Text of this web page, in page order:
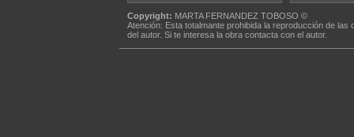
Copyright: MARTA FERNANDEZ TOBOSO ©
Atención: Esta totalmante prohibida la reproducción de
del autor. Si te interesa la obra contacta con el autor.